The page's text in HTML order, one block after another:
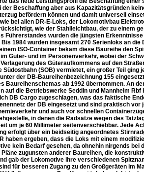
der Beschaffung aber aus Kapazitätsgründen
befördern können und damit universell
bei allen DR-E-Loks, der Lokomotivbau
wie der Stahlleichtbau, der zu einem
Führerstandes wurden die jüngsten
Bis 1984 wurden insgesamt 270 Serienloks an
ISO-Container bekam diese Baureihe den
Güter- und im Personenverkehr, wobei der
des Güteraufkommens auf den
Südostbahn (SOB) vermietet, ein großer Teil
der DB-Baureihenbezeichnung 155
Baureihenschemas ab 1992 übernommen. An
auf die Betriebswerke Seddin und Mannheim
DB Cargo zugeschlagen, was das faktische
der DB eingesetzt und sind praktisch
und auch vor schnellen
in denen die Radsätze wegen des
um je 60 Millimeter seitenverschiebbar. Jede
erfolgt über ein beidseitig angeordnetes
haben ergeben, dass die Loks mit einem
kein Bedarf gesehen, da ohnehin nirgends bei
zugunsten anderer Baureihen, die
gab der Lokomotive ihre verschiedenen
für besseren Zugang zu den Großgeräten im